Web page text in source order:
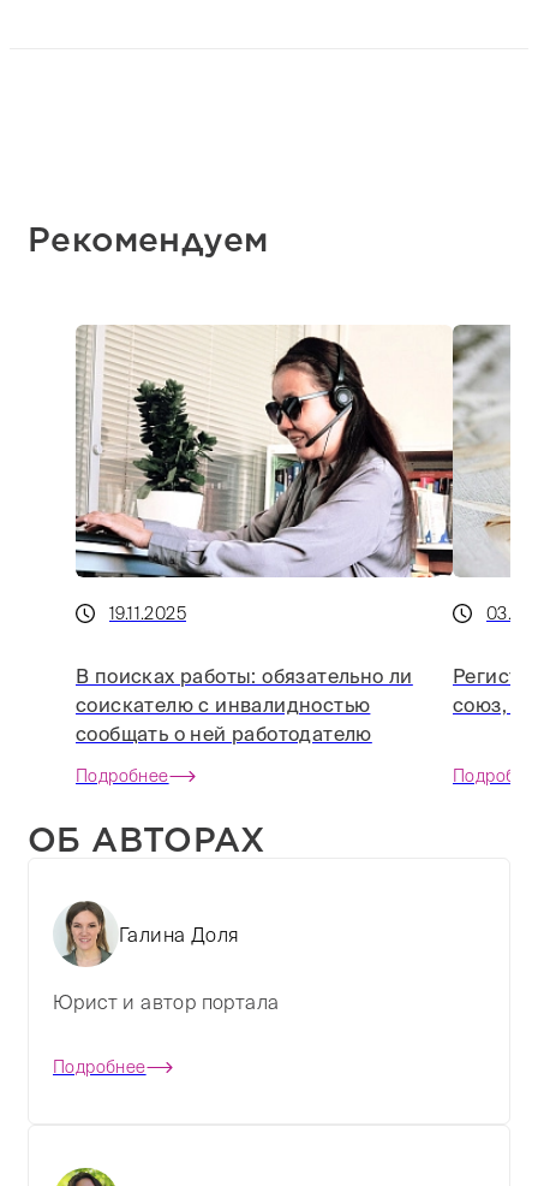
Рекомендуем
19.11.2025
В поисках работы: обязательно ли
соискателю с инвалидностью
сообщать о ней работодателю
Подробнее
союз,
ОБ АВТОРАХ
Галина Доля
Юрист и автор портала
Подробнее